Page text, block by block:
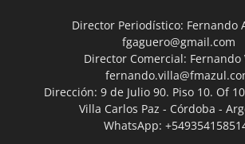
Director Periodístico: Fernando
fgaguero@gmail.com
Director Comercial: Fernando
Dirección: 9 de Julio 90. Piso 10. Of
Villa Carlos Paz - Córdoba -
WhatsApp: